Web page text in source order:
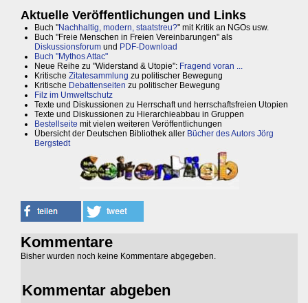
Aktuelle Veröffentlichungen und Links
Buch "Nachhaltig, modern, staatstreu?" mit Kritik an NGOs usw.
Buch "Freie Menschen in Freien Vereinbarungen" als
Diskussionsforum und PDF-Download
Buch "Mythos Attac"
Neue Reihe zu "Widerstand & Utopie": Fragend voran ...
Kritische Zitatesammlung zu politischer Bewegung
Kritische Debattenseiten zu politischer Bewegung
Filz im Umweltschutz
Texte und Diskussionen zu Herrschaft und herrschaftsfreien Utopien
Texte und Diskussionen zu Hierarchieabbau in Gruppen
Bestellseite mit vielen weiteren Veröffentlichungen
Übersicht der Deutschen Bibliothek aller Bücher des Autors Jörg
Bergstedt
Kommentare
Bisher wurden noch keine Kommentare abgegeben.
Kommentar abgeben